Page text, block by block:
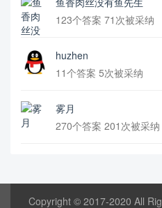
123个答案 71次被采纳
huzhen
11个答案 5次被采纳
雾月
270个答案 201次被采纳
Copyright © 2017-2020 All